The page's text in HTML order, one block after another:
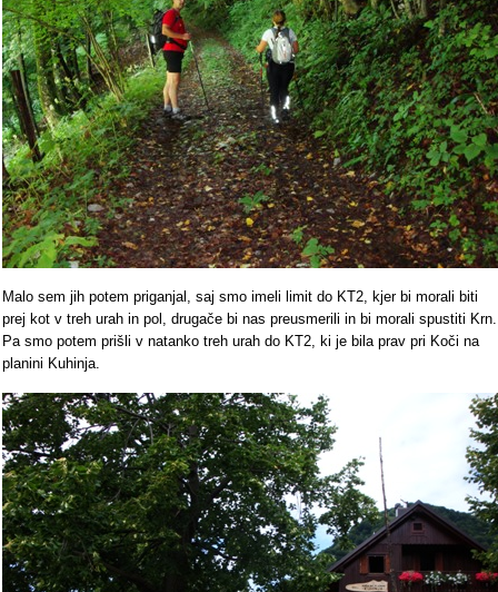
Malo sem jih potem priganjal, saj smo imeli limit do KT2, kjer bi morali biti
prej kot v treh urah in pol, drugače bi nas preusmerili in bi morali spustiti Krn.
Pa smo potem prišli v natanko treh urah do KT2, ki je bila prav pri Koči na
planini Kuhinja.